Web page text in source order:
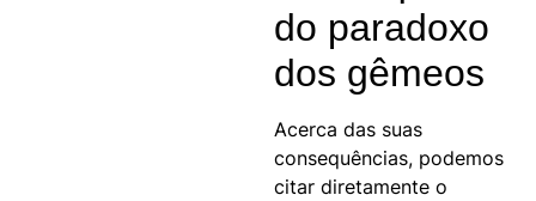
do paradoxo
dos gêmeos
Acerca das suas
consequências, podemos
citar diretamente o